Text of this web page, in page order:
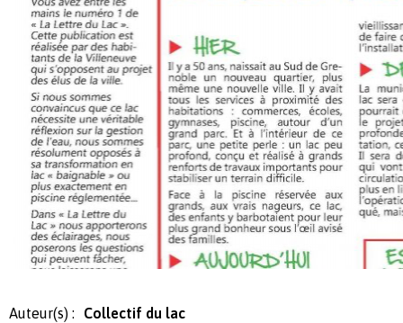
Auteur(s) : Collectif du lac